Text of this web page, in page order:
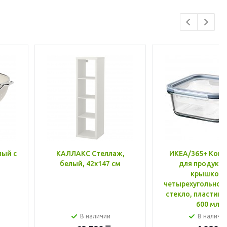
с
КАЛЛАКС Стеллаж,
белый, 42x147 см
В наличии
ИКЕА/365+
для
крышкой,
стекло, пластик
600 мл
В